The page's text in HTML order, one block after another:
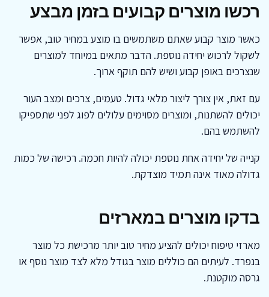
רכשו מוצרים קבועים בזמן מבצע
כאשר מוצר קבוע שאתם משתמשים בו מוצע במחיר טוב, אפשר
לשקול לרכוש יחידה נוספת. הדבר מתאים במיוחד למוצרים
שנצרכים באופן קבוע ושיש להם תוקף ארוך.
עם זאת, אין צורך ליצור מלאי גדול. טעמים, צרכים ומצב העור
יכולים להשתנות, ומוצרים מסוימים עלולים לפוג לפני שתספיקו
להשתמש בהם.
קנייה של יחידה אחת נוספת יכולה להיות חכמה. רכישה של כמות
גדולה מאוד אינה תמיד מוצדקת.
בדקו מוצרים במארזים
מארזי טיפוח יכולים להציע מחיר טוב יותר מרכישת כל מוצר
בנפרד. לעיתים הם כוללים מוצר בגודל מלא לצד מוצר נוסף או
גרסה מוקטנת.